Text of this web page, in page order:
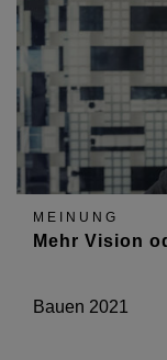
MEINUNG
Mehr Vision
Bauen 2021